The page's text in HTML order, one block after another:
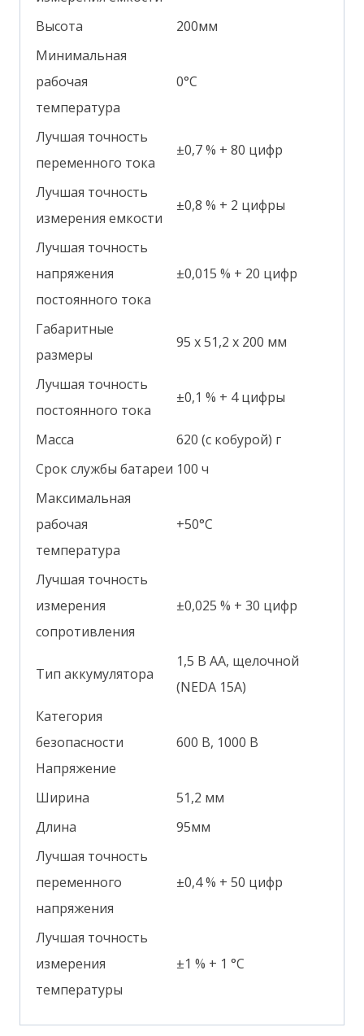
Высота
200мм
Минимальная
рабочая
температура
0°С
Лучшая точность
переменного тока
±0,7 % + 80 цифр
Лучшая точность
измерения емкости
±0,8 % + 2 цифры
Лучшая точность
напряжения
постоянного тока
±0,015 % + 20 цифр
Габаритные
размеры
95 х 51,2 х 200 мм
Лучшая точность
постоянного тока
±0,1 % + 4 цифры
Масса
620 (с кобурой) г
Срок службы батареи 100 ч
Максимальная
рабочая
температура
+50°С
Лучшая точность
измерения
сопротивления
±0,025 % + 30 цифр
Тип аккумулятора
1,5 В AA, щелочной
(NEDA 15A)
Категория
безопасности
Напряжение
600 В, 1000 В
Ширина
51,2 мм
Длина
95мм
Лучшая точность
переменного
напряжения
±0,4 % + 50 цифр
Лучшая точность
измерения
температуры
±1 % + 1 °С